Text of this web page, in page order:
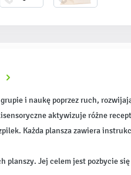
i naukę poprzez ruch,
aktywizuje różne
Każda plansza zawiera
planszy. Jej celem jest pozbycie